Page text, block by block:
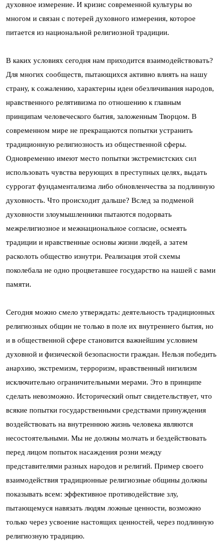
духовное измерение. И кризис современной культуры во
многом и связан с потерей духовного измерения, которое
питается из национальной религиозной традиции.
В каких условиях сегодня нам приходится взаимодействовать?
Для многих сообществ, пытающихся активно влиять на нашу
страну, к сожалению, характерны идеи обезличивания народов,
нравственного релятивизма по отношению к главным
принципам человеческого бытия, заложенным Творцом. В
современном мире не прекращаются попытки устранить
традиционную религиозность из общественной сферы.
Одновременно имеют место попытки экстремистских сил
использовать чувства верующих в преступных целях, выдать
суррогат фундаментализма либо обновленчества за подлинную
духовность. Что происходит дальше? Вслед за подменой
духовности злоумышленники пытаются подорвать
межрелигиозное и межнациональное согласие, осмеять
традиции и нравственные основы жизни людей, а затем
расколоть общество изнутри. Реализация этой схемы
поколебала не одно процветавшее государство на нашей с вами
памяти.
Сегодня можно смело утверждать: деятельность традиционных
религиозных общин не только в поле их внутреннего бытия, но
и в общественной сфере становится важнейшим условием
духовной и физической безопасности граждан. Нельзя победить
анархию, экстремизм, терроризм, нравственный нигилизм
исключительно ограничительными мерами. Это в принципе
сделать невозможно. Исторический опыт свидетельствует, что
всякие попытки государственными средствами принуждения
воздействовать на внутреннюю жизнь человека являются
несостоятельными. Мы не должны молчать и бездействовать
перед лицом попыток насаждения розни между
представителями разных народов и религий. Пример своего
взаимодействия традиционные религиозные общины должны
показывать всем: эффективное противодействие злу,
пытающемуся навязать людям ложные ценности, возможно
только через усвоение настоящих ценностей, через подлинную
религиозную традицию.